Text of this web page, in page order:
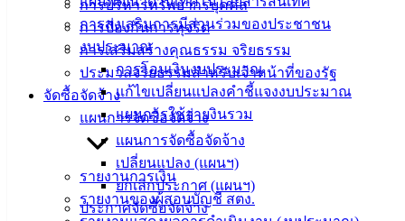
การบริหารทรัพยากรบุคคล
การป้องกันการทุจริต
การเสริมสร้างคุณธรรม จริยธรรม
ประมวลจริยธรรมสำหรับเจ้าหน้าที่ของรัฐ
จัดซื้อจัดจ้าง
แผนการจัดซื้อจัดจ้าง
แผนการจัดซื้อจัดจ้าง
เปลี่ยนแปลง (แผนฯ)
ยกเลิกประกาศ (แผนฯ)
ประกาศจัดซื้อจัดจ้าง
การส่งเสริมการมีส่วนร่วมของประชาชน
งบประมาณ
การโอนเงินงบประมาณ
แก้ไขเปลี่ยนแปลงคำชี้แจงงบประมาณ
แผนการใช้จ่ายงินรวม
รายงานการเงิน
รายงานของผู้สอบบัญชี สตง.
แบบ
ฟอร์ม,
เอกสาร
คู่มือ
สำหรับ
ประชาชน/
ปฏิบัติ
งาน